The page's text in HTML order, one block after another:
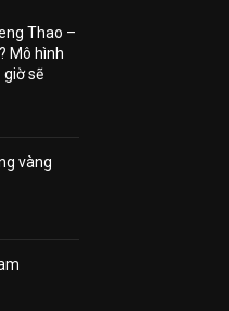
Thao –
Mô hình
giờ sẽ
vàng